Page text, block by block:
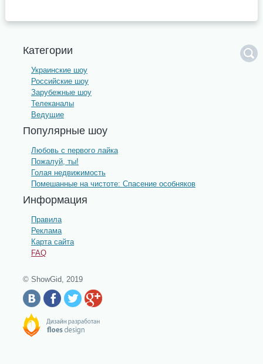
Категории
Украинские шоу
Российские шоу
Зарубежные шоу
Телеканалы
Ведущие
Популярные шоу
Любовь с первого лайка
Пожалуй, ты!
Голая недвижимость
Помешанные на чистоте: Спасение особняков
Информация
Правила
Реклама
Карта сайта
FAQ
© ShowGid, 2019